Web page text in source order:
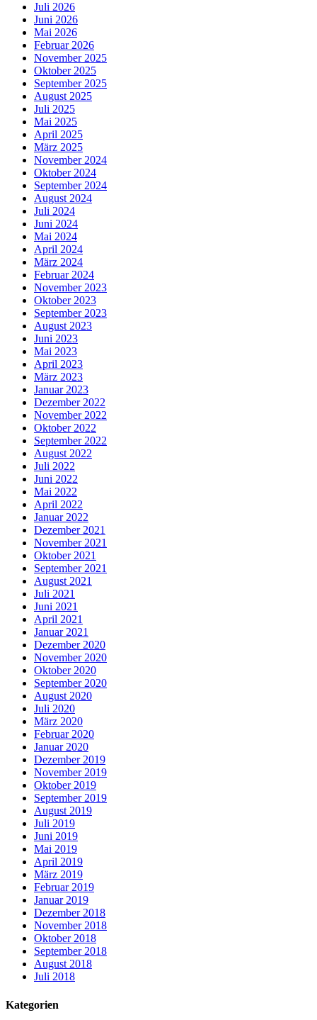
Juli 2026
Juni 2026
Mai 2026
Februar 2026
November 2025
Oktober 2025
September 2025
August 2025
Juli 2025
Mai 2025
April 2025
März 2025
November 2024
Oktober 2024
September 2024
August 2024
Juli 2024
Juni 2024
Mai 2024
April 2024
März 2024
Februar 2024
November 2023
Oktober 2023
September 2023
August 2023
Juni 2023
Mai 2023
April 2023
März 2023
Januar 2023
Dezember 2022
November 2022
Oktober 2022
September 2022
August 2022
Juli 2022
Juni 2022
Mai 2022
April 2022
Januar 2022
Dezember 2021
November 2021
Oktober 2021
September 2021
August 2021
Juli 2021
Juni 2021
April 2021
Januar 2021
Dezember 2020
November 2020
Oktober 2020
September 2020
August 2020
Juli 2020
März 2020
Februar 2020
Januar 2020
Dezember 2019
November 2019
Oktober 2019
September 2019
August 2019
Juli 2019
Juni 2019
Mai 2019
April 2019
März 2019
Februar 2019
Januar 2019
Dezember 2018
November 2018
Oktober 2018
September 2018
August 2018
Juli 2018
Kategorien